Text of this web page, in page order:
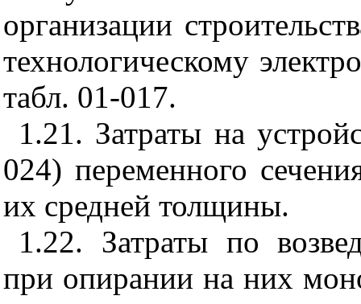
организации
технологическому
табл. 01-017.
1.21. Затраты на
024) переменного
их средней толщины.
1.22. Затраты по
при опирании на них